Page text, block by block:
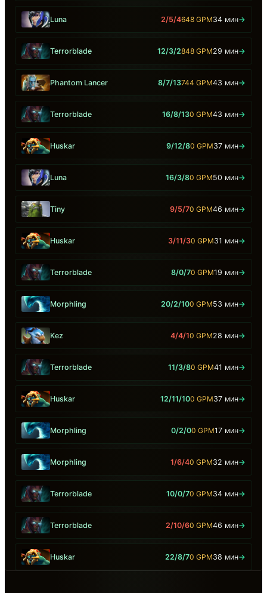
Luna 2/5/4648 GPM34 мин→
Terrorblade 12/3/2848 GPM29 мин→
Phantom Lancer 8/7/13744 GPM43 мин→
Terrorblade 16/8/130 GPM43 мин→
Huskar 9/12/80 GPM37 мин→
Luna 16/3/80 GPM50 мин→
Tiny 9/5/70 GPM46 мин→
Huskar 3/11/30 GPM31 мин→
Terrorblade 8/0/70 GPM19 мин→
Morphling 20/2/100 GPM53 мин→
Kez 4/4/10 GPM28 мин→
Terrorblade 11/3/80 GPM41 мин→
Huskar 12/11/100 GPM37 мин→
Morphling 0/2/00 GPM17 мин→
Morphling 1/6/40 GPM32 мин→
Terrorblade 10/0/70 GPM34 мин→
Terrorblade 2/10/60 GPM46 мин→
Huskar 22/8/70 GPM38 мин→